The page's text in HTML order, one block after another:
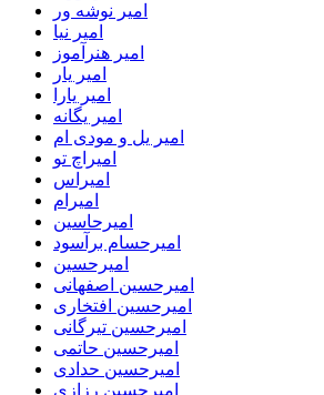
امیر نوشه ور
امیر نیا
امیر هنرآموز
امیر یار
امیر یارا
امیر یگانه
امیر یل و مودی ام
امیراچ تو
امیراس
امیرام
امیرحاسین
امیرحسام برآسود
امیرحسین
امیرحسین اصفهانی
امیرحسین افتخاری
امیرحسین تیرگانی
امیرحسین حاتمی
امیرحسین حدادی
امیرحسین رزازی